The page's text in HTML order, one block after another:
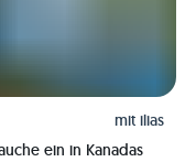
mit ilias
ein in Kanadas